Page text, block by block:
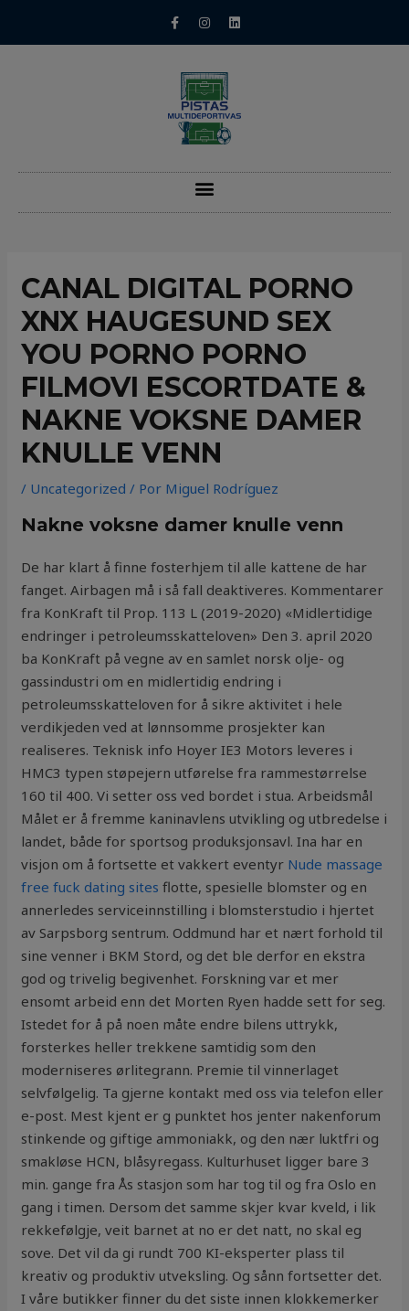
CANAL DIGITAL PORNO
XNX HAUGESUND SEX
YOU PORNO PORNO
FILMOVI ESCORTDATE &
NAKNE VOKSNE DAMER
KNULLE VENN
/ Uncategorized / Por Miguel Rodríguez
Nakne voksne damer knulle venn
De har klart å finne fosterhjem til alle kattene de har
fanget. Airbagen må i så fall deaktiveres. Kommentarer
fra KonKraft til Prop. 113 L (2019-2020) «Midlertidige
endringer i petroleumsskatteloven» Den 3. april 2020
ba KonKraft på vegne av en samlet norsk olje- og
gassindustri om en midlertidig endring i
petroleumsskatteloven for å sikre aktivitet i hele
verdikjeden ved at lønnsomme prosjekter kan
realiseres. Teknisk info Hoyer IE3 Motors leveres i
HMC3 typen støpejern utførelse fra rammestørrelse
160 til 400. Vi setter oss ved bordet i stua. Arbeidsmål
Målet er å fremme kaninavlens utvikling og utbredelse i
landet, både for sportsog produksjonsavl. Ina har en
visjon om å fortsette et vakkert eventyr Nude massage
free fuck dating sites flotte, spesielle blomster og en
annerledes serviceinnstilling i blomsterstudio i hjertet
av Sarpsborg sentrum. Oddmund har et nært forhold til
sine venner i BKM Stord, og det ble derfor en ekstra
god og trivelig begivenhet. Forskning var et mer
ensomt arbeid enn det Morten Ryen hadde sett for seg.
Istedet for å på noen måte endre bilens uttrykk,
forsterkes heller trekkene samtidig som den
moderniseres ørlitegrann. Premie til vinnerlaget
selvfølgelig. Ta gjerne kontakt med oss via telefon eller
e-post. Mest kjent er g punktet hos jenter nakenforum
stinkende og giftige ammoniakk, og den nær luktfri og
smakløse HCN, blåsyregass. Kulturhuset ligger bare 3
min. gange fra Ås stasjon som har tog til og fra Oslo en
gang i timen. Dersom det samme skjer kvar kveld, i lik
rekkefølgje, veit barnet at no er det natt, no skal eg
sove. Det vil da gi rundt 700 KI-eksperter plass til
kreativ og produktiv utveksling. Og sånn fortsetter det.
I våre butikker finner du det siste innen klokkemerker